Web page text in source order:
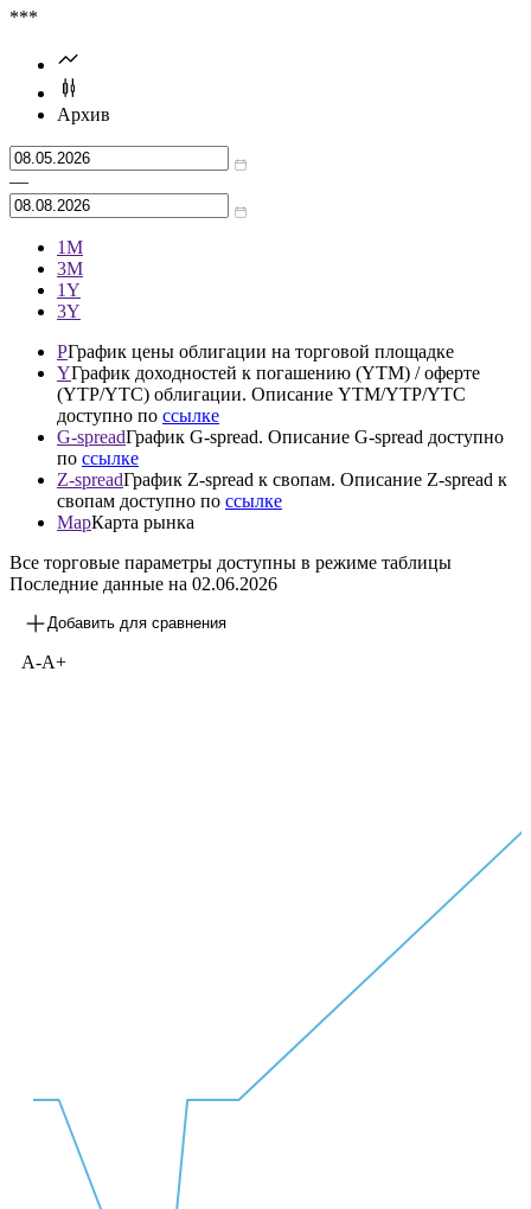
***
Архив
—
1М
3М
1Y
3Y
PГрафик цены облигации на торговой площадке
YГрафик доходностей к погашению (YTM) / оферте
(YTP/YTC) облигации. Описание YTM/YTP/YTC
доступно по ссылке
G-spreadГрафик G-spread. Описание G-spread доступно
по ссылке
Z-spreadГрафик Z-spread к свопам. Описание Z-spread к
свопам доступно по ссылке
MapКарта рынка
Все торговые параметры доступны в режиме таблицы
Последние данные на 02.06.2026
Добавить для сравнения